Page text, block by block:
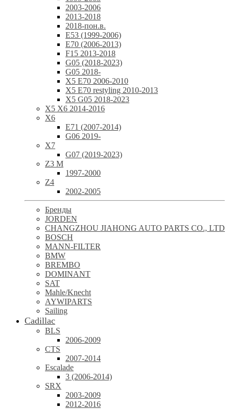
2003-2006
2013-2018
2018-пон.в.
E53 (1999-2006)
E70 (2006-2013)
F15 2013-2018
G05 (2018-2023)
G05 2018-
X5 E70 2006-2010
X5 E70 restyling 2010-2013
X5 G05 2018-2023
X5 X6 2014-2016
X6
E71 (2007-2014)
G06 2019-
X7
G07 (2019-2023)
Z3 M
1997-2000
Z4
2002-2005
Бренды
JORDEN
CHANGZHOU JIAHONG AUTO PARTS CO., LTD
BOSCH
MANN-FILTER
BMW
BREMBO
DOMINANT
SAT
Mahle/Knecht
AYWIPARTS
Sailing
Cadillac
BLS
2006-2009
CTS
2007-2014
Escalade
3 (2006-2014)
SRX
2003-2009
2012-2016